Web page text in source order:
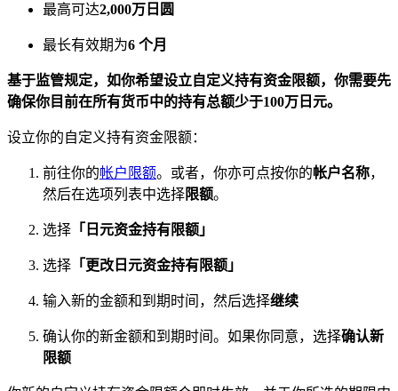
最高可达2,000万日圆
最长有效期为6 个月
基于监管规定，如你希望设立自定义持有资金限额，你需要先
确保你目前在所有货币中的持有总额少于100万日元。
设立你的自定义持有资金限额：
前往你的帐户限额。或者，你亦可点按你的帐户名称，
然后在选项列表中选择限额。
选择 「日元资金持有限额」
选择 「更改日元资金持有限额」
输入新的金额和到期时间，然后选择继续
确认你的新金额和到期时间。如果你同意，选择确认新
限额